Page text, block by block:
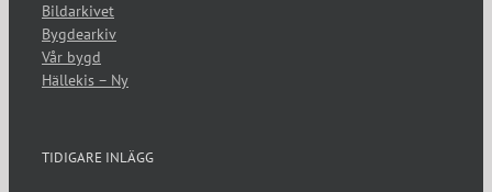
Bildarkivet
Bygdearkiv
Vår bygd
Hällekis – Ny
TIDIGARE INLÄGG